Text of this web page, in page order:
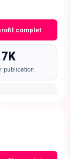
complet
publication